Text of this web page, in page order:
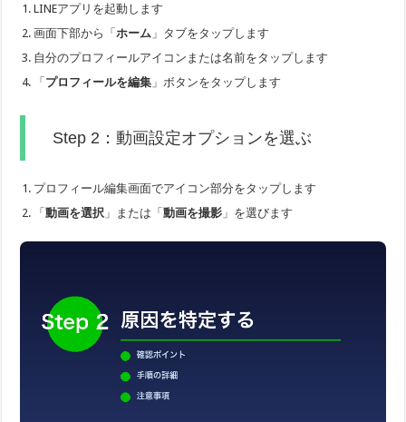
LINEアプリを起動します
画面下部から「ホーム 」タブをタップします
自分のプロフィールアイコンまたは名前をタップします
「プロフィールを編集 」ボタンをタップします
Step 2：動画設定オプションを選ぶ
プロフィール編集画面でアイコン部分をタップします
「動画を選択 」または「動画を撮影 」を選びます